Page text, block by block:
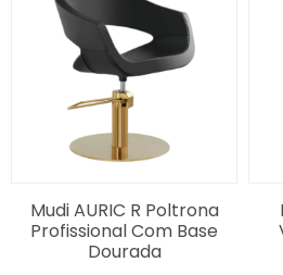
Mudi AURIC R Poltrona
Profissional Com Base
Dourada